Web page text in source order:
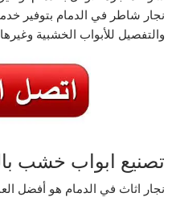
نجار شاطر في الدمام بتوفير
والتفصيل للأبواب الخشبية
تصنيع ابواب خشب
نجار اثاث في الدمام هو أفضل